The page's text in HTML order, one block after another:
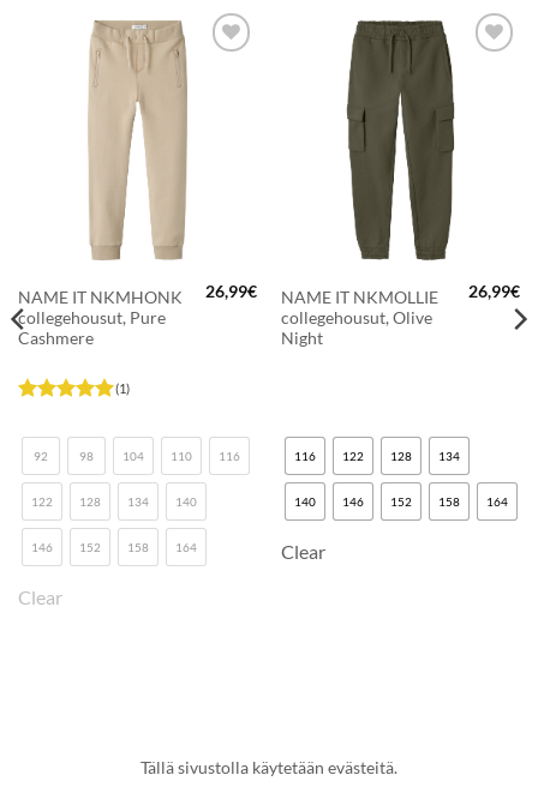
LISÄÄ
SUOSIKKEIHIN
NAME IT NKMHONK
collegehousut, Pure
Cashmere
tuotteesta:5
/ 5
(1)
26,99€
92 98 104 110 116
122 128 134 140
146 152 158 164
Clear
LISÄÄ
SUOSIKKEIHIN
NAME IT NKMOLLIE
collegehousut, Olive
Night
26,99€
116 122 128 134
140 146 152 158 164
Clear
Tällä sivustolla käytetään evästeitä.